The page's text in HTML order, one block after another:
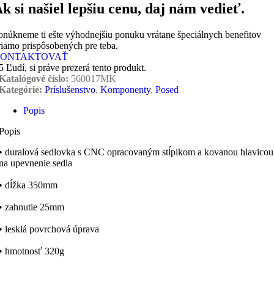
si našiel lepšiu cenu, daj nám vedieť.
ti ešte výhodnejšiu ponuku vrátane špeciálnych benefitov
prispôsobených pre teba.
Ľudí, si práve prezerá tento produkt.
číslo: 560017MK
Príslušenstvo, Komponenty, Posed
Popis
duralová sedlovka s CNC opracovaným stĺpikom a kovanou hlavicou
upevnenie sedla
dĺžka 350mm
zahnutie 25mm
lesklá povrchová úprava
hmotnosť 320g